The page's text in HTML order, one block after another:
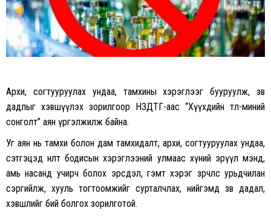
Архи, согтууруулах ундаа, тамхины хэрэглээг бууруулж, зөв
дадлыг хэвшүүлэх зорилгоор НЗДТГ-аас “Хүүхдийн төлөө-миний
сонголт” аян үргэлжилж байна.
Уг аян нь тамхи болон дам тамхидалт, архи, согтууруулах ундаа,
сэтгэцэд нөлөөт бодисын хэрэглээний улмаас хүний эрүүл мэнд,
амь насанд учирч болох эрсдэл, гэмт хэрэг зөрчлөөс урьдчилан
сэргийлж, хууль тогтоомжийг сурталчлах, нийгэмд зөв дадал,
хэвшлийг бий болгох зорилготой.